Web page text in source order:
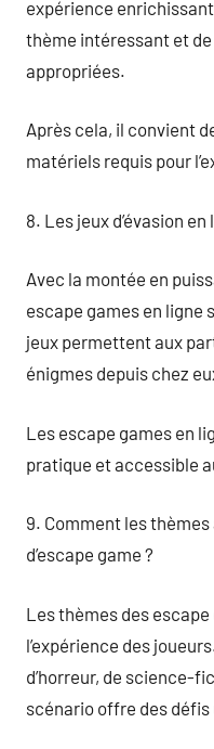
expérience
thème intéressant et
appropriées.
Après cela, il convient
matériels requis pour
8. Les jeux d’évasion
Avec la montée en
escape games en ligne
jeux permettent aux
énigmes depuis chez
Les escape games en
pratique et accessible
9. Comment les
d’escape game ?
Les thèmes des
l’expérience des
d’horreur, de science-
scénario offre des défis